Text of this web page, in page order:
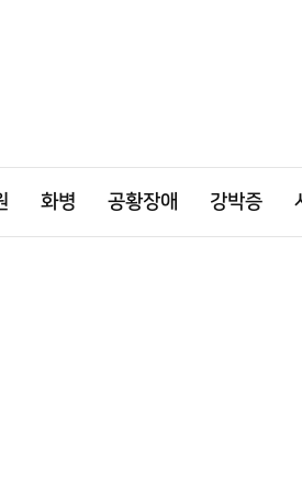
화병 공황장애 강박증